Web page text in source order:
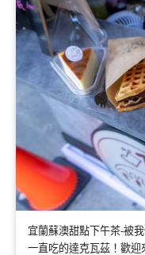
宜蘭蘇澳甜點下午茶-被
一直吃的達克瓦茲！歡迎